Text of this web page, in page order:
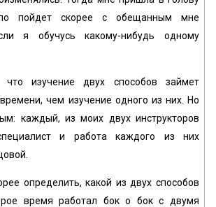
пойдет скорее с обещанным мне
я обучусь какому-нибудь одному
изучение двух способов займет
чем изучение одного из них. Но
каждый, из моих двух инструкторов
и работа каждого из них
определить, какой из двух способов
время работал бок о бок с двумя